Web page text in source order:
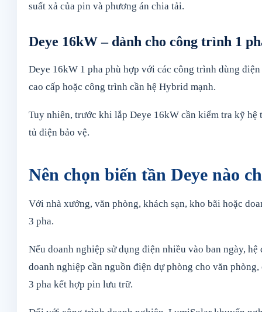
suất xả của pin và phương án chia tải.
Deye 16kW – dành cho công trình 1
Deye 16kW 1 pha phù hợp với các công trình dùng
cao cấp hoặc công trình cần hệ Hybrid mạnh.
Tuy nhiên, trước khi lắp Deye 16kW cần kiểm tra kỹ
tủ điện bảo vệ.
Nên chọn biến tần Deye nào
Với nhà xưởng, văn phòng, khách sạn, kho bãi hoặc
3 pha.
Nếu doanh nghiệp sử dụng điện nhiều vào ban ngày,
doanh nghiệp cần nguồn điện dự phòng cho văn
3 pha kết hợp pin lưu trữ.